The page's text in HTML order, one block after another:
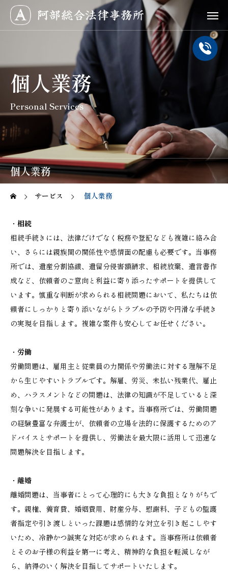
個人業務
個人業務
Personal Services
サービス 個人業務
・ 相続
相続手続きには、法律だけでなく税務や登記なども複雑に絡み合
い、さらには親族間の関係性や感情面の配慮も必要です。当事務
所では、遺産分割協議、遺留分侵害額請求、相続放棄、遺言書作
成など、依頼者のご意向と利益に寄り添ったサポートを提供して
います。慎重な判断が求められる相続問題において、私たちは依
頼者にしっかりと寄り添いながらトラブルの予防や円滑な手続き
の実現を目指します。複雑な案件も安心してお任せください。
・ 労働
労働問題は、雇用主と従業員の力関係や労働法に対する理解不足
から生じやすいトラブルです。解雇、労災、未払い残業代、雇止
め、ハラスメントなどの問題は、法律の知識が不足していると深
刻な争いに発展する可能性があります。当事務所では、労働問題
の経験豊富な弁護士が、依頼者の立場を法的に保護するためのア
ドバイスとサポートを提供し、労働法を最大限に活用して迅速な
問題解決を目指します。
・ 離婚
離婚問題は、当事者にとって心理的にも大きな負担となりがちで
す。親権、養育費、婚姻費用、財産分与、慰謝料、子どもの監護
者指定や引き渡しといった課題は感情的な対立を引き起こしやす
いため、冷静かつ誠実な対応が求められます。当事務所は依頼者
とそのお子様の利益を第一に考え、精神的な負担を軽減しなが
ら、納得のいく解決を目指してサポートいたします。